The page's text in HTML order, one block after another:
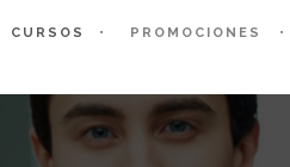
CURSOS PROMOCIONES